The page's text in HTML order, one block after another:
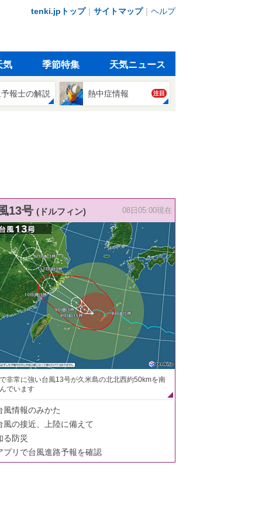
tenki.jpトップ｜ サイトマップ｜ ヘルプ
気 季節特集 天気ニュース
報士の解説 熱中症情報 注目
13号 (ドルフィン) 08日05:00現在
非常に強い台風13号が久米島の北北西約50kmを南
でいます
風情報のみかた
風の接近、上陸に備えて
る防災
プリで台風進路予報を確認